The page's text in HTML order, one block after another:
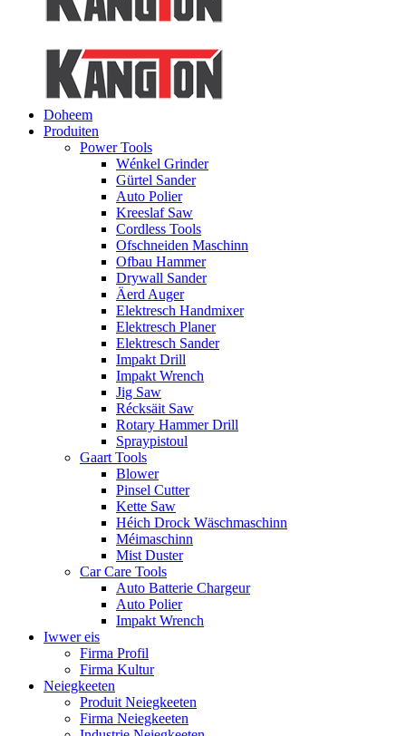
Doheem
Produiten
Power Tools
Wénkel Grinder
Gürtel Sander
Auto Polier
Kreeslaf Saw
Cordless Tools
Ofschneiden Maschinn
Ofbau Hammer
Drywall Sander
Äerd Auger
Elektresch Handmixer
Elektresch Planer
Elektresch Sander
Impakt Drill
Impakt Wrench
Jig Saw
Récksäit Saw
Rotary Hammer Drill
Spraypistoul
Gaart Tools
Blower
Pinsel Cutter
Kette Saw
Héich Drock Wäschmaschinn
Méimaschinn
Mist Duster
Car Care Tools
Auto Batterie Chargeur
Auto Polier
Impakt Wrench
Iwwer eis
Firma Profil
Firma Kultur
Neiegkeeten
Produit Neiegkeeten
Firma Neiegkeeten